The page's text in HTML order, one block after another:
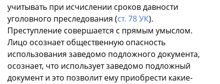
учитывать при исчислении сроков давности
уголовного преследования (ст. 78 УК).
Преступление совершается с прямым умыслом.
Лицо осознает общественную опасность
использования заведомо подложного документа,
осознает, что использует заведомо подложный
документ и это позволит ему приобрести какие-